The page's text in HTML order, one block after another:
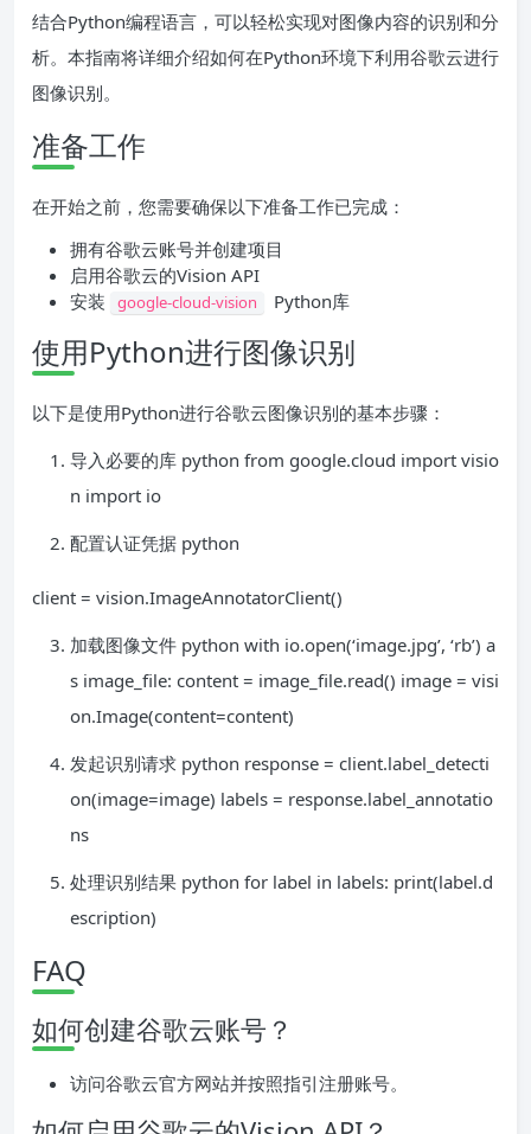
结合Python编程语言，可以轻松实现对图像内容的识别和分
析。本指南将详细介绍如何在Python环境下利用谷歌云进行
图像识别。
准备工作
在开始之前，您需要确保以下准备工作已完成：
拥有谷歌云账号并创建项目
启用谷歌云的Vision API
安装
google-cloud-vision Python库
使用Python进行图像识别
以下是使用Python进行谷歌云图像识别的基本步骤：
导入必要的库 python from google.cloud import visio
n import io
配置认证凭据 python
client = vision.ImageAnnotatorClient()
加载图像文件 python with io.open(‘image.jpg’, ‘rb’) a
s image_file: content = image_file.read() image = visi
on.Image(content=content)
发起识别请求 python response = client.label_detecti
on(image=image) labels = response.label_annotatio
ns
处理识别结果 python for label in labels: print(label.d
escription)
FAQ
如何创建谷歌云账号？
访问谷歌云官方网站并按照指引注册账号。